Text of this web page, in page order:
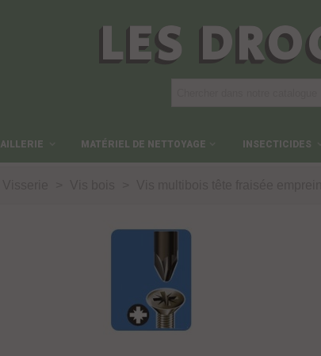
LES
MATÉRIEL DE NETTOYAGE INSECTICIDES